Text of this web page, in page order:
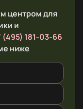
центром для
и
(495) 181-03-66
ниже